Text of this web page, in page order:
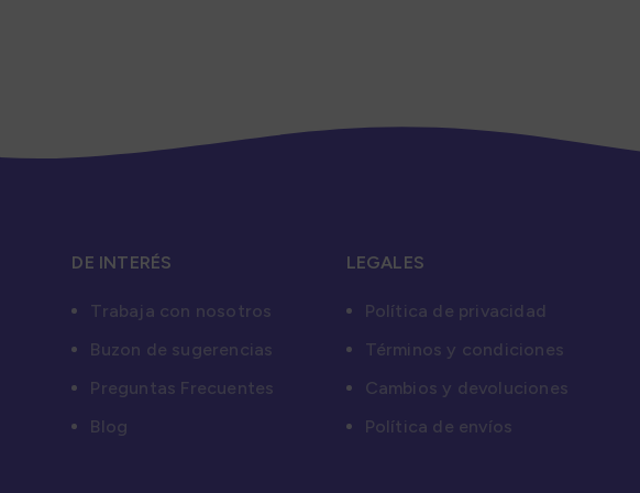
DE INTERÉS
Trabaja con nosotros
Buzon de sugerencias
Preguntas Frecuentes
Blog
LEGALES
Política de privacidad
Términos y condiciones
Cambios y devoluciones
Política de envíos